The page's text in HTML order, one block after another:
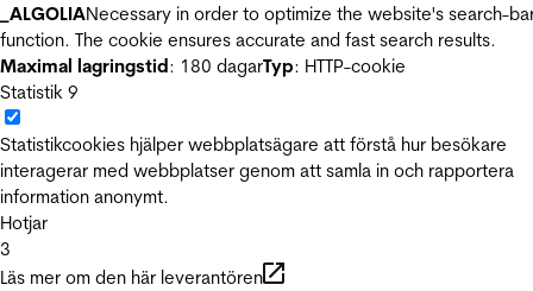
_ALGOLIANecessary in order to optimize the website's search-
function. The cookie ensures accurate and fast search results.
Maximal lagringstid: 180 dagarTyp: HTTP-cookie
Statistik 9
Statistikcookies hjälper webbplatsägare att förstå hur besökare
interagerar med webbplatser genom att samla in och rapportera
information anonymt.
Hotjar
3
Läs mer om den här leverantören